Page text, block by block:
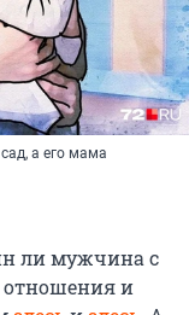
а его мама
ли мужчина с
отношения и